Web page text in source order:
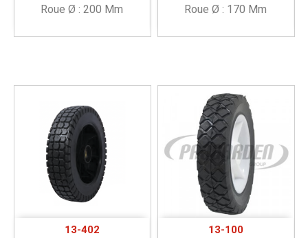
Roue Ø : 200 Mm Roue Ø : 170 Mm
13-402 13-100